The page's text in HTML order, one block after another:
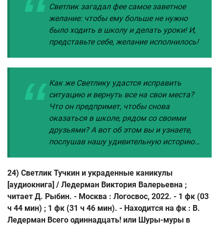
Светлик загадал фее самое заветное
желание: чтобы ему больше не нужно
было ходить в школу и делать уроки! И,
представьте себе, желание исполнилось!
Как же Светлику удастся исправить
ситуацию и вернуть все на свои места?
Что он предпримет, чтобы снова
оказаться в школе, рядом со своими
друзьями? А вот об этом вы и узнаете,
послушав нашу удивительную историю…
24) Светлик Тучкин и украденные каникулы
[аудиокнига] / Ледерман Виктория Валерьевна ;
читает Д. Рыбин. - Москва : Логосвос, 2022. - 1 фк (03
ч 44 мин) ; 1 фк (31 ч 46 мин). - Находится на фк : В.
Ледерман Всего одиннадцать! или Шуры-муры в